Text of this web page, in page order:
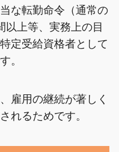
な転勤命令（通常の
以上等、実務上の目
定受給資格者として
。
雇用の継続が著しく
れるためです。